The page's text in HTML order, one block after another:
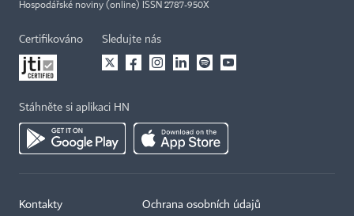
Hospodářské noviny (online) ISSN 2787-950X
Certifikováno Sledujte nás
Stáhněte si aplikaci HN
Kontakty Ochrana osobních údajů